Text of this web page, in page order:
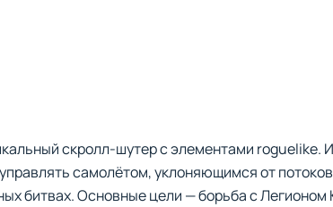
скролл-шутер с элементами roguelike.
самолётом, уклоняющимся от
битвах. Основные цели — борьба с